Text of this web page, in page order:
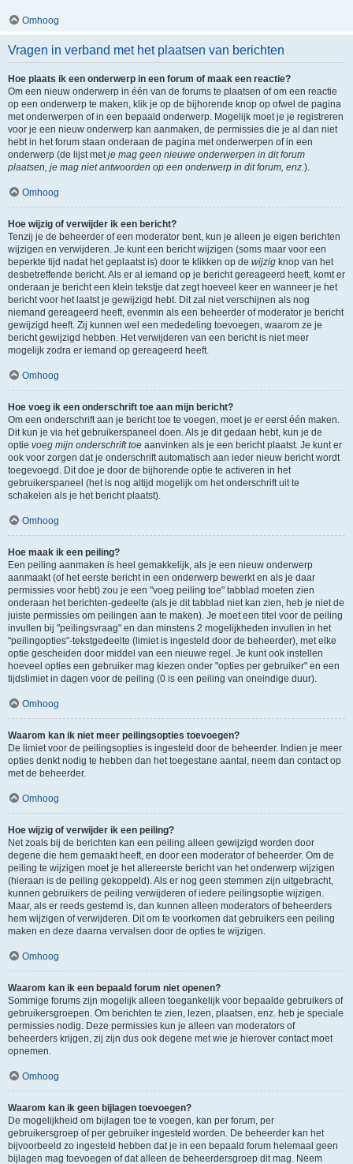
Omhoog
Vragen in verband met het plaatsen van berichten
Hoe plaats ik een onderwerp in een forum of maak een reactie?
Om een nieuw onderwerp in één van de forums te plaatsen of om een reactie
op een onderwerp te maken, klik je op de bijhorende knop op ofwel de pagina
met onderwerpen of in een bepaald onderwerp. Mogelijk moet je je registreren
voor je een nieuw onderwerp kan aanmaken, de permissies die je al dan niet
hebt in het forum staan onderaan de pagina met onderwerpen of in een
onderwerp (de lijst metje mag geen nieuwe onderwerpen in dit forum
plaatsen, je mag niet antwoorden op een onderwerp in dit forum, enz.).
Omhoog
Hoe wijzig of verwijder ik een bericht?
Tenzij je de beheerder of een moderator bent, kun je alleen je eigen berichten
wijzigen en verwijderen. Je kunt een bericht wijzigen (soms maar voor een
beperkte tijd nadat het geplaatst is) door te klikken op de wijzig knop van het
desbetreffende bericht. Als er al iemand op je bericht gereageerd heeft, komt er
onderaan je bericht een klein tekstje dat zegt hoeveel keer en wanneer je het
bericht voor het laatst je gewijzigd hebt. Dit zal niet verschijnen als nog
niemand gereageerd heeft, evenmin als een beheerder of moderator je bericht
gewijzigd heeft. Zij kunnen wel een mededeling toevoegen, waarom ze je
bericht gewijzigd hebben. Het verwijderen van een bericht is niet meer
mogelijk zodra er iemand op gereageerd heeft.
Omhoog
Hoe voeg ik een onderschrift toe aan mijn bericht?
Om een onderschrift aan je bericht toe te voegen, moet je er eerst één maken.
Dit kun je via het gebruikerspaneel doen. Als je dit gedaan hebt, kun je de
optie voeg mijn onderschrift toe aanvinken als je een bericht plaatst. Je kunt er
ook voor zorgen dat je onderschrift automatisch aan ieder nieuw bericht wordt
toegevoegd. Dit doe je door de bijhorende optie te activeren in het
gebruikerspaneel (het is nog altijd mogelijk om het onderschrift uit te
schakelen als je het bericht plaatst).
Omhoog
Hoe maak ik een peiling?
Een peiling aanmaken is heel gemakkelijk, als je een nieuw onderwerp
aanmaakt (of het eerste bericht in een onderwerp bewerkt en als je daar
permissies voor hebt) zou je een "voeg peiling toe" tabblad moeten zien
onderaan het berichten-gedeelte (als je dit tabblad niet kan zien, heb je niet de
juiste permissies om peilingen aan te maken). Je moet een titel voor de peiling
invullen bij "peilingsvraag" en dan minstens 2 mogelijkheden invullen in het
"peilingopties"-tekstgedeelte (limiet is ingesteld door de beheerder), met elke
optie gescheiden door middel van een nieuwe regel. Je kunt ook instellen
hoeveel opties een gebruiker mag kiezen onder "opties per gebruiker" en een
tijdslimiet in dagen voor de peiling (0 is een peiling van oneindige duur).
Omhoog
Waarom kan ik niet meer peilingsopties toevoegen?
De limiet voor de peilingsopties is ingesteld door de beheerder. Indien je meer
opties denkt nodig te hebben dan het toegestane aantal, neem dan contact op
met de beheerder.
Omhoog
Hoe wijzig of verwijder ik een peiling?
Net zoals bij de berichten kan een peiling alleen gewijzigd worden door
degene die hem gemaakt heeft, en door een moderator of beheerder. Om de
peiling te wijzigen moet je het allereerste bericht van het onderwerp wijzigen
(hieraan is de peiling gekoppeld). Als er nog geen stemmen zijn uitgebracht,
kunnen gebruikers de peiling verwijderen of iedere peilingsoptie wijzigen.
Maar, als er reeds gestemd is, dan kunnen alleen moderators of beheerders
hem wijzigen of verwijderen. Dit om te voorkomen dat gebruikers een peiling
maken en deze daarna vervalsen door de opties te wijzigen.
Omhoog
Waarom kan ik een bepaald forum niet openen?
Sommige forums zijn mogelijk alleen toegankelijk voor bepaalde gebruikers of
gebruikersgroepen. Om berichten te zien, lezen, plaatsen, enz. heb je speciale
permissies nodig. Deze permissies kun je alleen van moderators of
beheerders krijgen, zij zijn dus ook degene met wie je hierover contact moet
opnemen.
Omhoog
Waarom kan ik geen bijlagen toevoegen?
De mogelijkheid om bijlagen toe te voegen, kan per forum, per
gebruikersgroep of per gebruiker ingesteld worden. De beheerder kan het
bijvoorbeeld zo ingesteld hebben dat je in een bepaald forum helemaal geen
bijlagen mag toevoegen of dat alleen de beheerdersgroep dit mag. Neem